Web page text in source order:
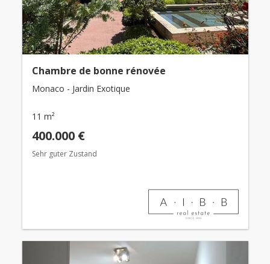
Chambre de bonne rénovée
Monaco - Jardin Exotique
11 m²
400.000 €
Sehr guter Zustand